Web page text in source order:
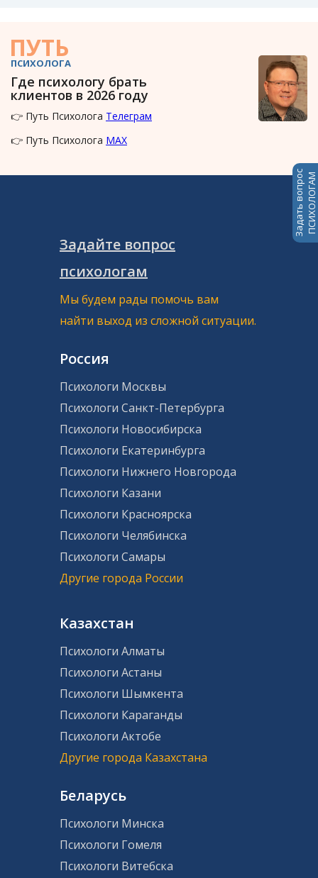
ПУТЬ
ПСИХОЛОГА
Где психологу брать
клиентов в 2026 году
👉 Путь Психолога Телеграм
👉 Путь Психолога MAX
Задать вопросПСИХОЛОГАМ
Задайте вопрос
психологам
Мы будем рады помочь вам
найти выход из сложной ситуации.
Россия
Психологи Москвы
Психологи Санкт-Петербурга
Психологи Новосибирска
Психологи Екатеринбурга
Психологи Нижнего Новгорода
Психологи Казани
Психологи Красноярска
Психологи Челябинска
Психологи Самары
Другие города России
Казахстан
Психологи Алматы
Психологи Астаны
Психологи Шымкента
Психологи Караганды
Психологи Актобе
Другие города Казахстана
Беларусь
Психологи Минска
Психологи Гомеля
Психологи Витебска